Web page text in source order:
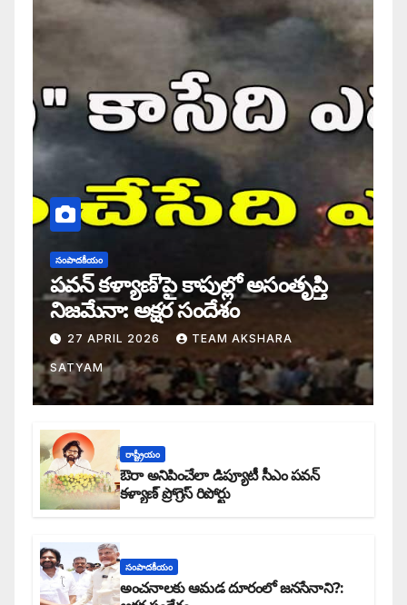
సంపాదకీయం
పవన్ కళ్యాణ్’పై కాపుల్లో అసంతృప్తి
నిజమేనా: అక్షర సందేశం
27 APRIL 2026 TEAM AKSHARA
SATYAM
రాష్ట్రీయం
ఔరా అనిపించేలా డిప్యూటీ సీఎం పవన్
కళ్యాణ్ ప్రోగ్రెస్ రిపోర్టు
సంపాదకీయం
అంచనాలకు ఆమడ దూరంలో జనసేనాని?: